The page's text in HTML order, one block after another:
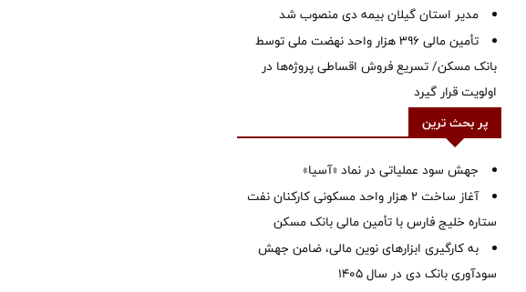
‌مدیر استان گیلان بیمه دی منصوب شد
تأمین مالی ۳۹۶ هزار واحد نهضت ملی توسط
بانک مسکن/ تسریع فروش اقساطی پروژه‌ها در
اولویت قرار گیرد
پر بحث ترین
جهش سود عملیاتی در نماد «آسیا»
آغاز ساخت ۲ هزار واحد مسکونی کارکنان نفت
ستاره خلیج فارس با تأمین مالی بانک مسکن
به کارگیری ابزارهای نوین مالی، ضامن جهش
سودآوری بانک دی در سال 1405